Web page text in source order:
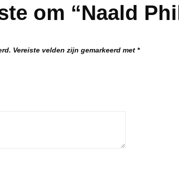
om “Naald
Vereiste velden zijn gemarkeerd met *